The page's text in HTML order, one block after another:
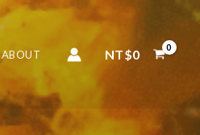
ABOUT NT$0